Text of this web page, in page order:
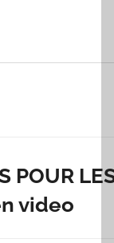
POUR
video